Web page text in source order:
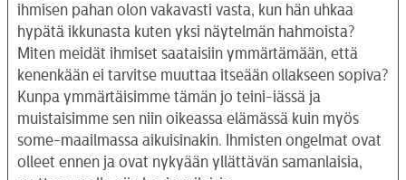
ihmisen pahan olon vakavasti vasta, kun hän uhkaa
hypätä ikkunasta kuten yksi näytelmän hahmoista?
Miten meidät ihmiset saataisiin ymmärtämään, että
kenenkään ei tarvitse muuttaa itseään ollakseen sopiva?
Kunpa ymmärtäisimme tämän jo teini-iässä ja
muistaisimme sen niin oikeassa elämässä kuin myös
some-maailmassa aikuisinakin. Ihmisten ongelmat ovat
olleet ennen ja ovat nykyään yllättävän samanlaisia,